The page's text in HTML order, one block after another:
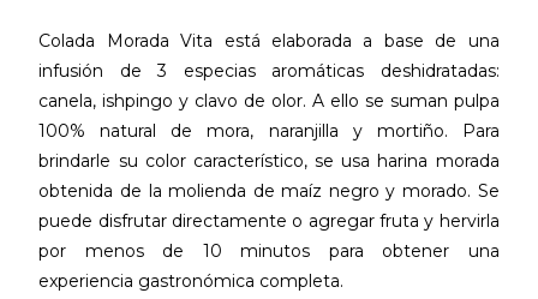
Colada Morada Vita está elaborada a base de una
infusión de 3 especias aromáticas deshidratadas:
canela, ishpingo y clavo de olor. A ello se suman pulpa
100% natural de mora, naranjilla y mortiño. Para
brindarle su color característico, se usa harina morada
obtenida de la molienda de maíz negro y morado. Se
puede disfrutar directamente o agregar fruta y hervirla
por menos de 10 minutos para obtener una
experiencia gastronómica completa.